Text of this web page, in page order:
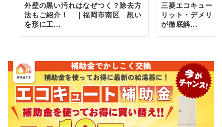
外壁の黒い汚れはなぜつく？除去方
法もご紹介！ ｜福岡市南区 想い
を形に工...
三菱エコキュー
リット・デメリ
が徹底解...